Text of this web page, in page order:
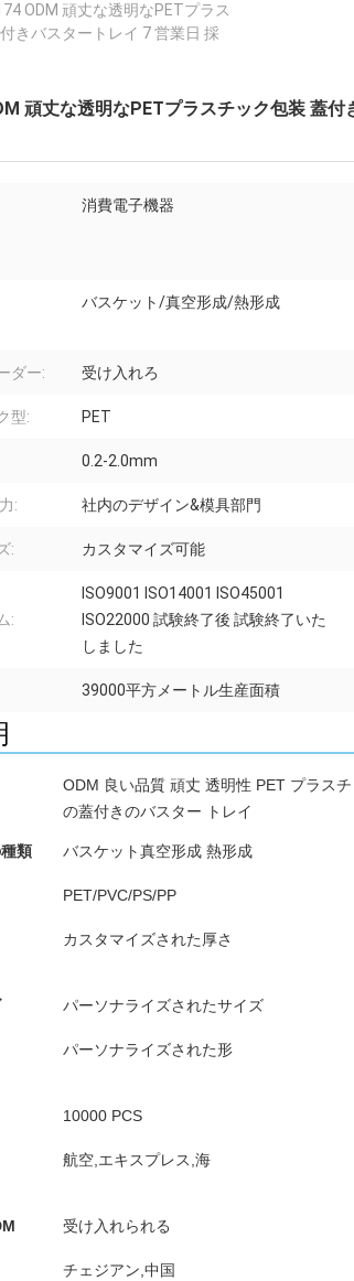
ODM 頑丈な透明なPETプラス
きバスタートレイ 7 営業日 採
頑丈な透明なPETプラスチック包装 蓋付
消費電子機器
バスケット/真空形成/熱形成
ダー: 受け入れろ
型: PET
0.2-2.0mm
: 社内のデザイン&模具部門
: カスタマイズ可能
:
ISO9001 ISO14001 ISO45001
ISO22000 試験終了後 試験終了いた
しました
39000平方メートル生産面積
ODM 良い品質 頑丈 透明性 PET プラス
の蓋付きのバスター トレイ
類 バスケット真空形成 熱形成
PET/PVC/PS/PP
カスタマイズされた厚さ
パーソナライズされたサイズ
パーソナライズされた形
10000 PCS
航空,エキスプレス,海
受け入れられる
チェジアン,中国